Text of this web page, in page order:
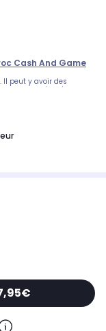
Cash And Game
Il peut y avoir des
par exemple est